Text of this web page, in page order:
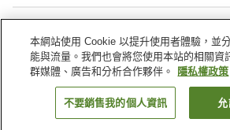
Spa／美容沙龍
餐廳
自動販賣機
付費洗衣
日本 東京 中央區 東京濱町飯
找客房
本網站使用 Cookie 以提升使用者體驗，並
能與流量。我們也會將您使用本站的相關資
群媒體、廣告和分析合作夥伴。
隱私權政策
不要銷售我的個人資訊